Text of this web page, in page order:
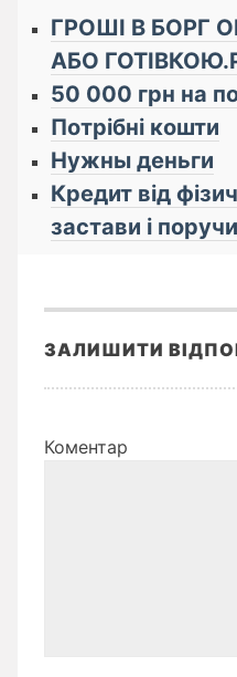
ГРОШІ В БОРГ
АБО
50 000 грн на
Потрібні кошти
Нужны деньги
Кредит від
застави і
ЗАЛИШИТИ
Коментар